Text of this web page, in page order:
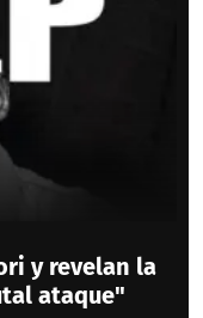
y revelan la
ataque"